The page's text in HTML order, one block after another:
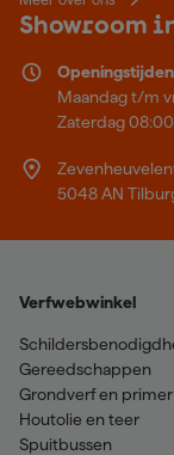
Showroom
Openingstijden
Maandag t/m
Zaterdag
5048 AN
Verfwebwinkel
Gereedschappen
Grondverf en primer
Houtolie en teer
Spuitbussen